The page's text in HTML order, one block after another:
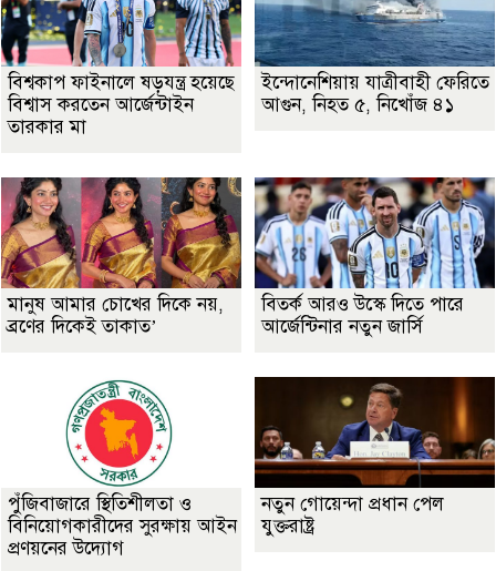
বিশ্বকাপ ফাইনালে ষড়যন্ত্র হয়েছে
বিশ্বাস করতেন আর্জেন্টাইন
তারকার মা
ইন্দোনেশিয়ায় যাত্রীবাহী ফেরিতে
আগুন, নিহত ৫, নিখোঁজ ৪১
মানুষ আমার চোখের দিকে নয়,
ব্রণের দিকেই তাকাত’
বিতর্ক আরও উস্কে দিতে পারে
আর্জেন্টিনার নতুন জার্সি
পুঁজিবাজারে স্থিতিশীলতা ও
বিনিয়োগকারীদের সুরক্ষায় আইন
প্রণয়নের উদ্যোগ
নতুন গোয়েন্দা প্রধান পেল
যুক্তরাষ্ট্র